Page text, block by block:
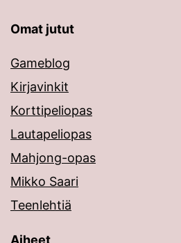
Omat jutut
Gameblog
Kirjavinkit
Korttipeliopas
Lautapeliopas
Mahjong-opas
Mikko Saari
Teenlehtiä
Aiheet